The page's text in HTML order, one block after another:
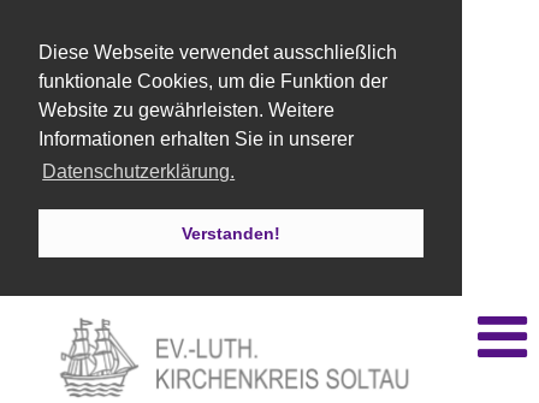
Diese Webseite verwendet ausschließlich
funktionale Cookies, um die Funktion der
Website zu gewährleisten. Weitere
Informationen erhalten Sie in unserer
Datenschutzerklärung.
Verstanden!